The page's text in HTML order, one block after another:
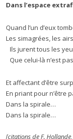
Dans l’espace
Quand l’un d’eux
Les simagrées, les
Ils jurent tous les
Que celui-là n’est
Et affectant d’être
En priant pour n’être
Dans la spirale…
Dans la spirale…
[citations de F.